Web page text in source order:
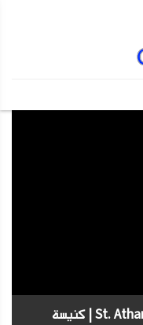
St. Athanasius Church - Mississauga, CA | كنيسة